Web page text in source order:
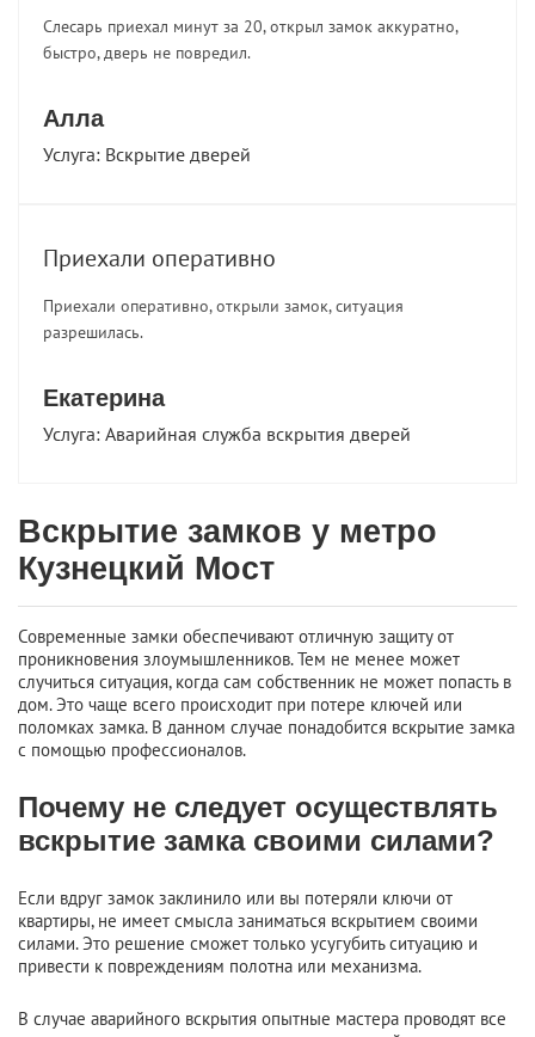
Вскрытие замков у метро
Кузнецкий Мост
Современные замки обеспечивают отличную защиту от
проникновения злоумышленников. Тем не менее может
случиться ситуация, когда сам собственник не может попасть в
дом. Это чаще всего происходит при потере ключей или
поломках замка. В данном случае понадобится вскрытие замка
с помощью профессионалов.
Почему не следует осуществлять
вскрытие замка своими силами?
Если вдруг замок заклинило или вы потеряли ключи от
квартиры, не имеет смысла заниматься вскрытием своими
силами. Это решение сможет только усугубить ситуацию и
привести к повреждениям полотна или механизма.
В случае аварийного вскрытия опытные мастера проводят все
Слесарь приехал минут за 20, открыл замок аккуратно,
быстро, дверь не повредил.
Алла
Услуга: Вскрытие дверей
Приехали оперативно
Приехали оперативно, открыли замок, ситуация
разрешилась.
Екатерина
Услуга: Аварийная служба вскрытия дверей